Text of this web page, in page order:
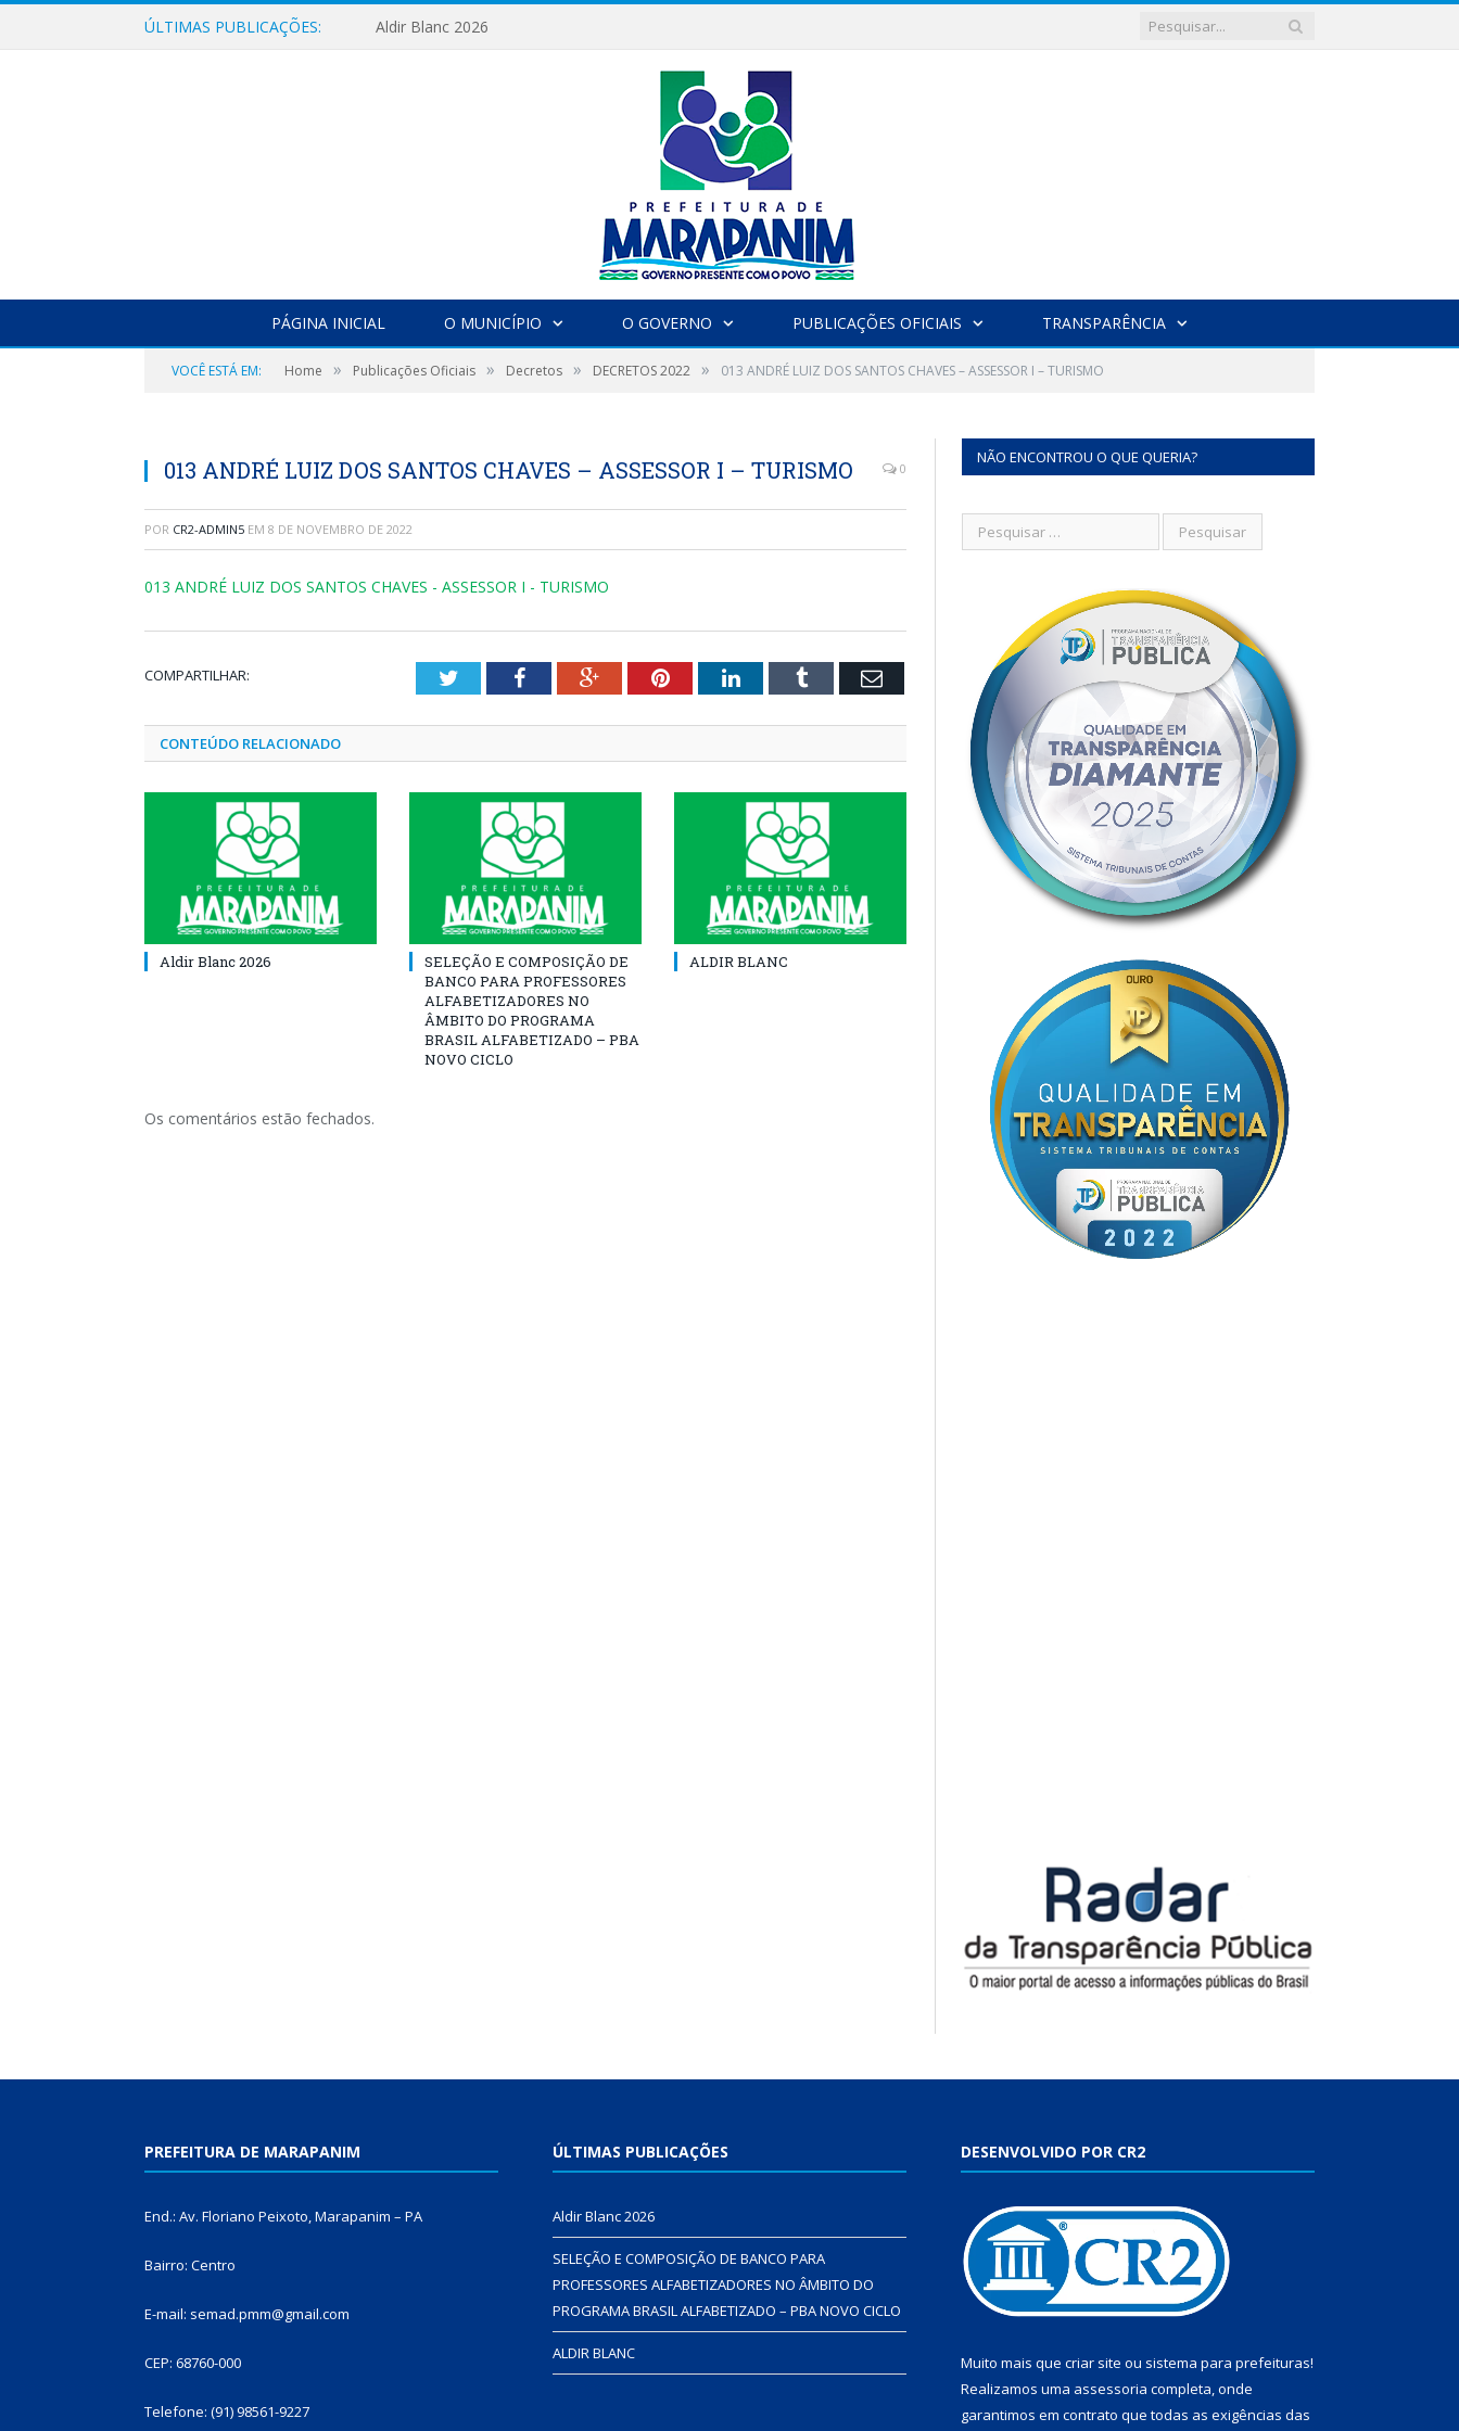
ÚLTIMAS PUBLICAÇÕES: Aldir Blanc 2026
PÁGINA INICIAL O MUNICÍPIO O GOVERNO PUBLICAÇÕES OFICIAIS TRANSPARÊNCIA
VOCÊ ESTÁ EM: Home » Publicações Oficiais » Decretos » DECRETOS 2022 » 013 ANDRÉ LUIZ DOS SANTOS CHAVES – ASSESSOR I – TURISMO
013 ANDRÉ LUIZ DOS SANTOS CHAVES – ASSESSOR I – TURISMO 0
POR CR2-ADMIN5 EM 8 DE NOVEMBRO DE 2022
013 ANDRÉ LUIZ DOS SANTOS CHAVES - ASSESSOR I - TURISMO
COMPARTILHAR: TwitterFacebookGoogle+PinterestLinkedInTumblr Email
CONTEÚDO RELACIONADO
Aldir Blanc 2026
SELEÇÃO E COMPOSIÇÃO DE
BANCO PARA PROFESSORES
ALFABETIZADORES NO
ÂMBITO DO PROGRAMA
BRASIL ALFABETIZADO – PBA
NOVO CICLO
ALDIR BLANC
Os comentários estão fechados.
NÃO ENCONTROU O QUE QUERIA?
PREFEITURA DE MARAPANIM
End.: Av. Floriano Peixoto, Marapanim – PA
Bairro: Centro
E-mail: semad.pmm@gmail.com
CEP: 68760-000
Telefone: (91) 98561-9227
ÚLTIMAS PUBLICAÇÕES
Aldir Blanc 2026
SELEÇÃO E COMPOSIÇÃO DE BANCO PARA
PROFESSORES ALFABETIZADORES NO ÂMBITO DO
PROGRAMA BRASIL ALFABETIZADO – PBA NOVO CICLO
ALDIR BLANC
DESENVOLVIDO POR CR2
Muito mais que criar site ou sistema para prefeituras!
Realizamos uma assessoria completa, onde
garantimos em contrato que todas as exigências das